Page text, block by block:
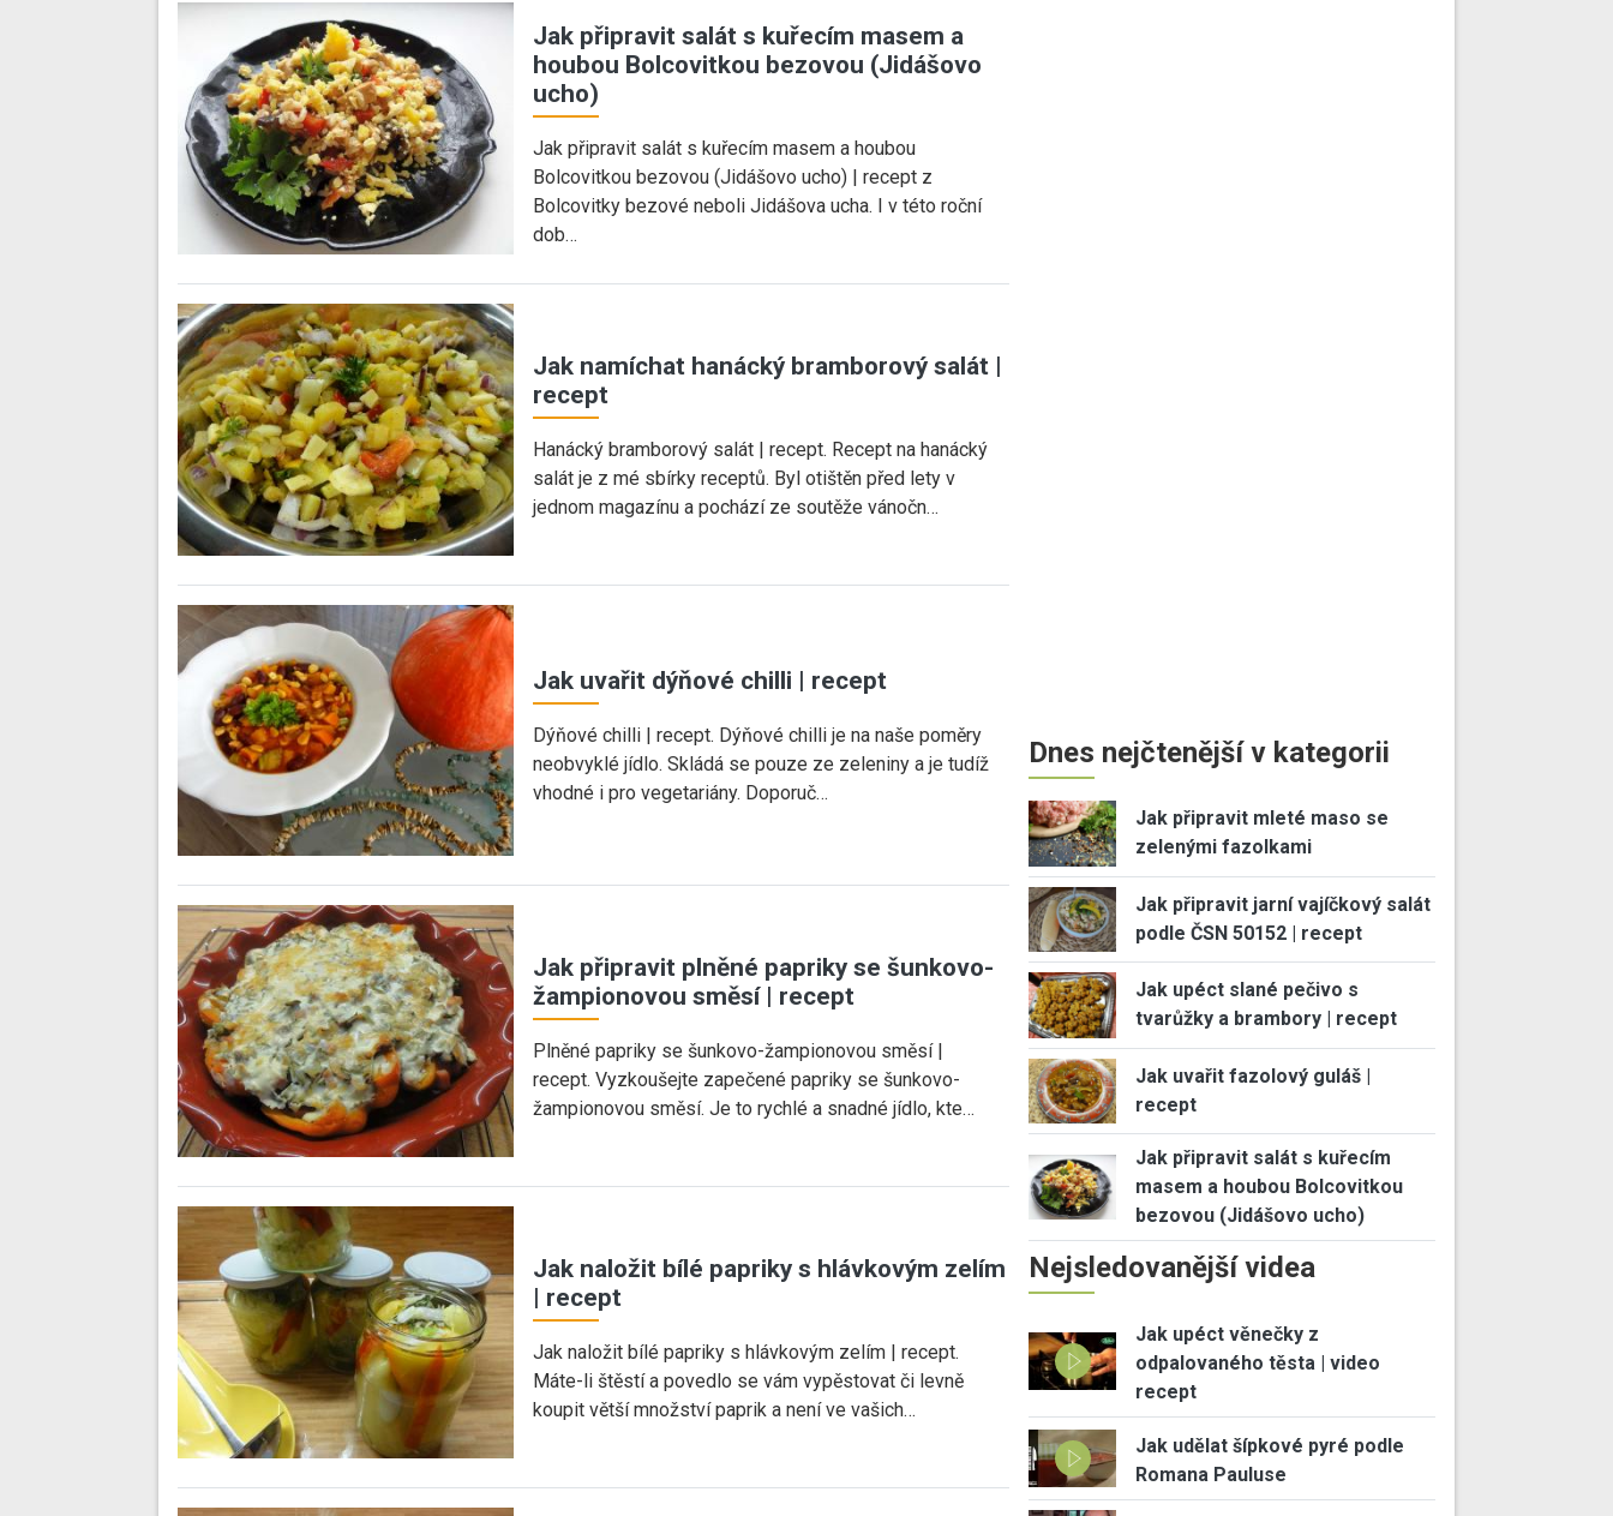
Jak připravit salát s kuřecím masem a
houbou Bolcovitkou bezovou (Jidášovo
ucho)
Jak připravit salát s kuřecím masem a houbou
Bolcovitkou bezovou (Jidášovo ucho) | recept z
Bolcovitky bezové neboli Jidášova ucha. I v této roční
dob…
Jak namíchat hanácký bramborový salát |
recept
Hanácký bramborový salát | recept. Recept na hanácký
salát je z mé sbírky receptů. Byl otištěn před lety v
jednom magazínu a pochází ze soutěže vánočn…
Jak uvařit dýňové chilli | recept
Dýňové chilli | recept. Dýňové chilli je na naše poměry
neobvyklé jídlo. Skládá se pouze ze zeleniny a je tudíž
vhodné i pro vegetariány. Doporuč…
Jak připravit plněné papriky se šunkovo-
žampionovou směsí | recept
Plněné papriky se šunkovo-žampionovou směsí |
recept. Vyzkoušejte zapečené papriky se šunkovo-
žampionovou směsí. Je to rychlé a snadné jídlo, kte…
Jak naložit bílé papriky s hlávkovým zelím
| recept
Jak naložit bílé papriky s hlávkovým zelím | recept.
Máte-li štěstí a povedlo se vám vypěstovat či levně
koupit větší množství paprik a není ve vašich…
Dnes nejčtenější v kategorii
Jak připravit mleté maso se
zelenými fazolkami
Jak připravit jarní vajíčkový salát
podle ČSN 50152 | recept
Jak upéct slané pečivo s
tvarůžky a brambory | recept
Jak uvařit fazolový guláš |
recept
Jak připravit salát s kuřecím
masem a houbou Bolcovitkou
bezovou (Jidášovo ucho)
Nejsledovanější videa
Jak upéct věnečky z
odpalovaného těsta | video
recept
Jak udělat šípkové pyré podle
Romana Pauluse